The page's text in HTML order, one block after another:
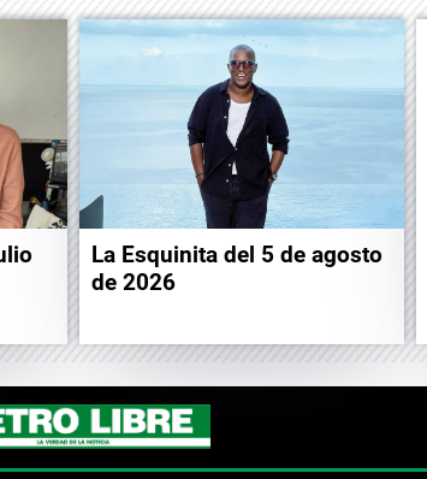
La Esquinita del 5 de agosto
de 2026